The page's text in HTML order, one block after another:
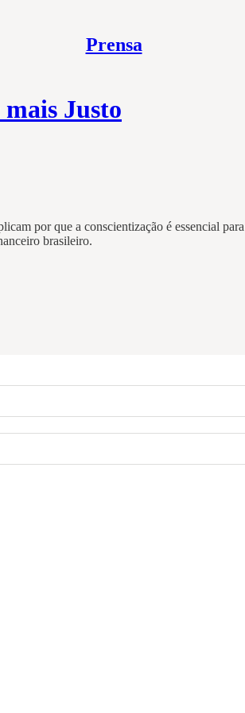
Prensa
Justo
por que a conscientização é essencial
brasileiro.